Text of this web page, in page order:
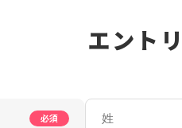
エント
必須